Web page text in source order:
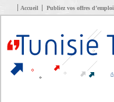
Accueil Publiez vos offres d’emploi